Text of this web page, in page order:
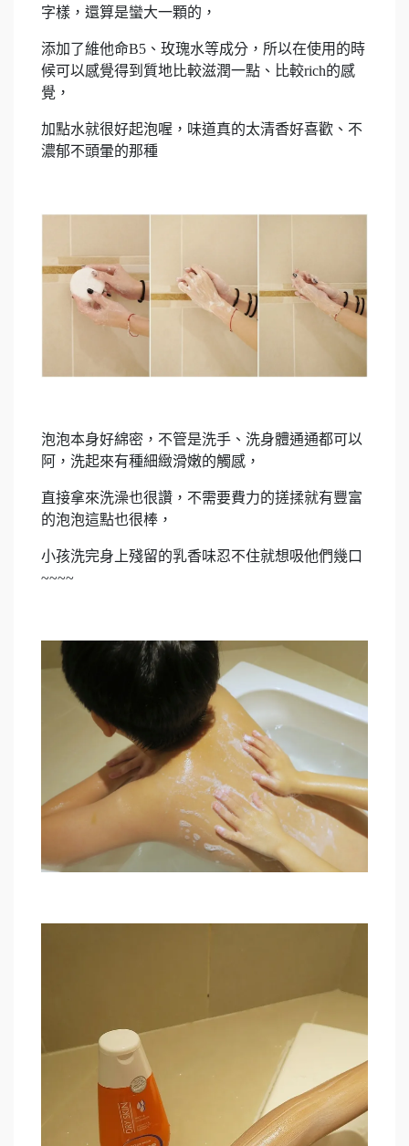
字樣，還算是蠻大一顆的，
添加了維他命B5、玫瑰水等成分，所以在使用的時
候可以感覺得到質地比較滋潤一點、比較rich的感
覺，
加點水就很好起泡喔，味道真的太清香好喜歡、不
濃郁不頭暈的那種
泡泡本身好綿密，不管是洗手、洗身體通通都可以
阿，洗起來有種細緻滑嫩的觸感，
直接拿來洗澡也很讚，不需要費力的搓揉就有豐富
的泡泡這點也很棒，
小孩洗完身上殘留的乳香味忍不住就想吸他們幾口
~~~~